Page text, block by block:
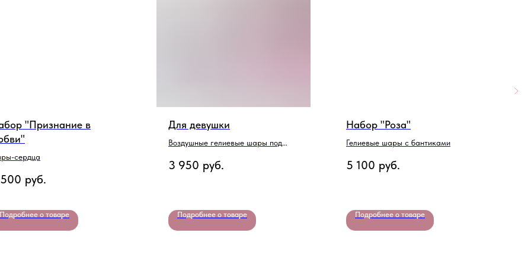
"Признание в
сердца
руб.
Подробнее о товаре
Для девушки
Воздушные гелиевые шары под
3 950 руб.
Подробнее о товаре
Набор "Роза"
Гелиевые шары с бантиками
5 100 руб.
Подробнее о товаре